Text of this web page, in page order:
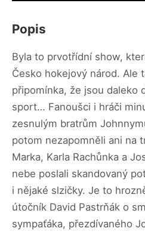
Popis
Byla to prvotřídní show,
Česko hokejový národ. Ale
připomínka, že jsou daleko
sport… Fanoušci i hráči
zesnulým bratrům
potom nezapomněli ani na
Marka, Karla Rachůnka a
nebe poslali skandovaný
i nějaké slzičky. Je to
útočník David Pastrňák o
sympaťáka, přezdívaného